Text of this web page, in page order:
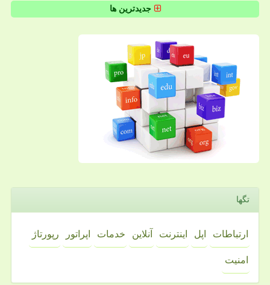
جدیدترین ها
تگها
ارتباطات اپل اینترنت آنلاین خدمات اپراتور رپورتاژ
امنیت